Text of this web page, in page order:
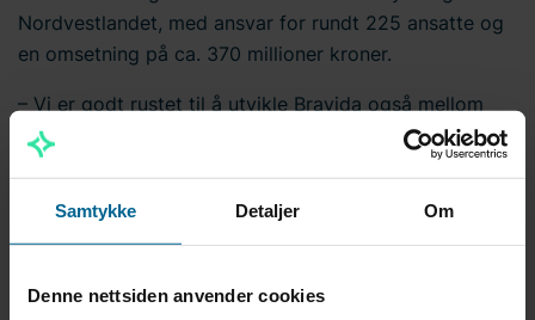
Samtykke Detaljer Om
Denne nettsiden anvender cookies
Nordvestlandet, med ansvar for rundt 225 ansatte og
en omsetning på ca. 370 millioner kroner.
– Vi er godt rustet til å utvikle Bravida også mellom
Bergen og Trondheim. Der er det en veldig spennende
geografi med stor verdiskaping, hvor Bravida ønsker å
legger til: – Denne regioninndelingen gjør det mulig for
helhetlig strategi.